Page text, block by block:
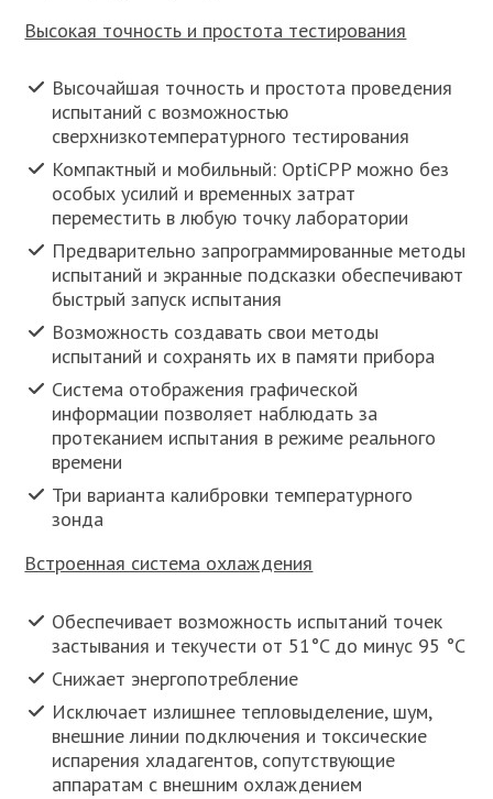
Высокая точность и простота тестирования
Высочайшая точность и простота проведения
испытаний с возможностью
сверхнизкотемпературного тестирования
Компактный и мобильный: OptiCPP можно без
особых усилий и временных затрат
переместить в любую точку лаборатории
Предварительно запрограммированные методы
испытаний и экранные подсказки обеспечивают
быстрый запуск испытания
Возможность создавать свои методы
испытаний и сохранять их в памяти прибора
Система отображения графической
информации позволяет наблюдать за
протеканием испытания в режиме реального
времени
Три варианта калибровки температурного
зонда
Встроенная система охлаждения
Обеспечивает возможность испытаний точек
застывания и текучести от 51°C до минус 95 °C
Снижает энергопотребление
Исключает излишнее тепловыделение, шум,
внешние линии подключения и токсические
испарения хладагентов, сопутствующие
аппаратам с внешним охлаждением